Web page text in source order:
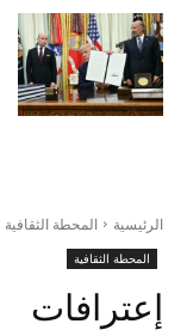
الرئيسية المحطة الثقافية
المحطة الثقافية
إعترافات